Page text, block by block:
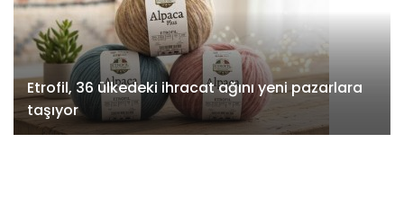
Etrofil, 36 ülkedeki ihracat ağını yeni pazarlara
taşıyor